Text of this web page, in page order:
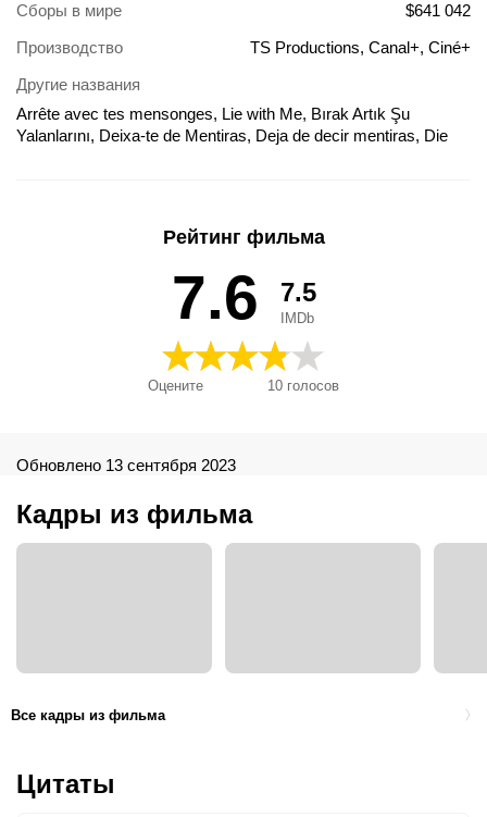
Сборы в мире
$641 042
Производство
TS Productions, Canal+, Ciné+
Другие названия
Arrête avec tes mensonges, Lie with Me, Bırak Artık Şu
Yalanlarını, Deixa-te de Mentiras, Deja de decir mentiras, Die
Престани со тие лаги, 不再欺骗
Рейтинг фильма
7.6
Оцените 10 голосов
7.5
IMDb
Обновлено 13 сентября 2023
Кадры из фильма
Все кадры из фильма
Цитаты